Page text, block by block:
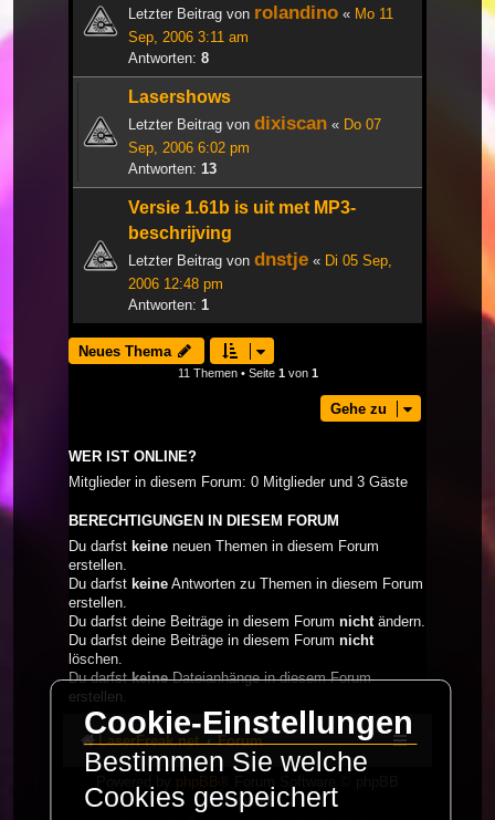
Letzter Beitrag von rolandino « Mo 11
Sep, 2006 3:11 am
Antworten: 8
Lasershows
Letzter Beitrag von dixiscan « Do 07
Sep, 2006 6:02 pm
Antworten: 13
Versie 1.61b is uit met MP3-
beschrijving
Letzter Beitrag von dnstje « Di 05 Sep,
2006 12:48 pm
Antworten: 1
Neues Thema
11 Themen • Seite 1von 1
Gehe zu
WER IST ONLINE?
Mitglieder in diesem Forum: 0 Mitglieder und 3 Gäste
BERECHTIGUNGEN IN DIESEM FORUM
Du darfst keine neuen Themen in diesem Forum
erstellen.
Du darfst keine Antworten zu Themen in diesem Forum
erstellen.
Du darfst deine Beiträge in diesem Forum nichtändern.
Du darfst deine Beiträge in diesem Forum nicht
löschen.
Du darfstkeineDateianhänge in diesem Forum
erstellen.
LaserFreak.net Forum
phpBB
Limited
Cookie-Einstellungen
Bestimmen Sie welche
Cookies gespeichert